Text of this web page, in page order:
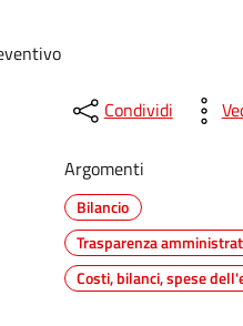
Condividi
Argomenti
Bilancio
Trasparenza
Costi, bilanci, spese